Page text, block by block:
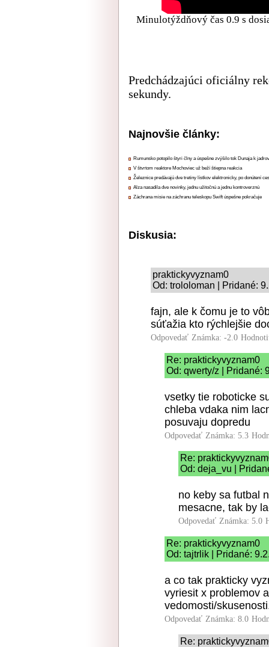
Minulotýždňový čas 0.9 s
Predchádzajúci oficiálny
sekundy.
Najnovšie články:
Rumunsko potopilo štyri člny a úspešne zvýšilo tok Dunaja k
V štvrtom reaktore Mochoviec už beží štiepna reakcia
Železnice predávajú dve tretiny lístkov elektronicky, po donútení
Alza nasadila dve novinky, jednu užitočnú a jednu kontroverznú
Záchrana misie na záchranu teleskopu Swift úspešne pokračuje
Diskusia:
praktickyvyznam0
Od: trololoman | Pridané:
fajn, ale k čomu je to
súťažia kto rýchlejšie
Odpovedať Známka: -2.0
Re: praktickyvyznam0
Od: qwerty/z | Pridané:
vsetky tie roboticke
chleba vdaka nim
posuvaju dopredu
Odpovedať Známka: 5.3
Re:
Od: deja_vu |
no keby sa futbal
mesacne, tak by
Odpovedať Známka: 5.0
Re: praktickyvyznam0
Od: tajtrlik | Pridané:
a co tak prakticky
vyriesit x problemov
vedomosti/
Odpovedať Známka: 8.0
Re: